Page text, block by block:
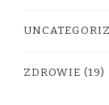
ZDROWIE (19)